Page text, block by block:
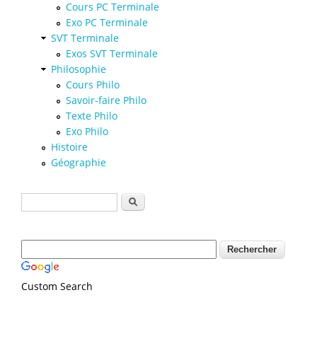
Cours PC Terminale
Exo PC Terminale
SVT Terminale
Exos SVT Terminale
Philosophie
Cours Philo
Savoir-faire Philo
Texte Philo
Exo Philo
Histoire
Géographie
Formulaire de recherche
Rechercher
Custom Search